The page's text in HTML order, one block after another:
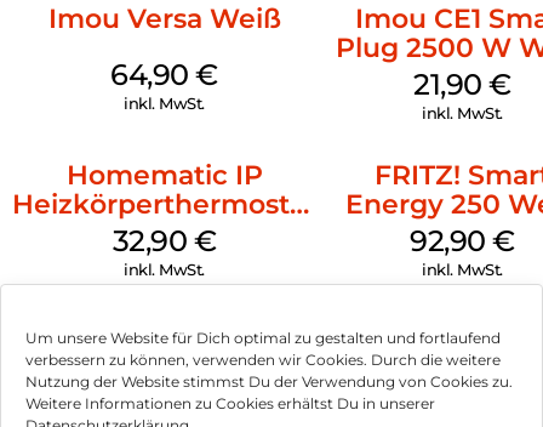
Um unsere Website für Dich optimal zu gestalten und fortlaufend
verbessern zu können, verwenden wir Cookies. Durch die weitere
Nutzung der Website stimmst Du der Verwendung von Cookies zu.
Weitere Informationen zu Cookies erhältst Du in unserer
Imou Versa Weiß
64,90€
inkl. MwSt.
Imou CE1
Plug 2500 W
21,90€
inkl. MwSt.
Homematic IP
Heizkörperthermostat
Basic Weiß
32,90 €
inkl. MwSt.
FRITZ!
Energy 250
92,90€
inkl. MwSt.
Impressum